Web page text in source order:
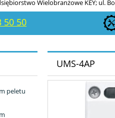
Wielobranżowe KEY; ul.
50 50
peletu
UMS-4AP